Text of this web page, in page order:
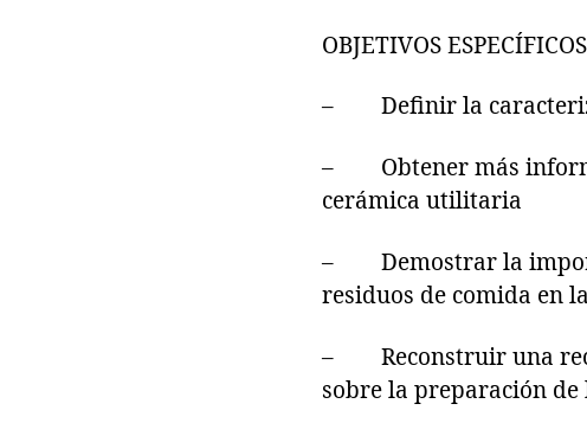
OBJETIVOS ESPECÍFICOS
– Definir la
– Obtener más
cerámica utilitaria
– Demostrar la
residuos de comida en
– Reconstruir una
sobre la preparación de